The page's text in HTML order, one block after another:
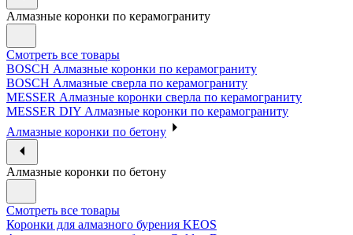
Алмазные коронки по керамограниту
Смотреть все товары
BOSCH Алмазные коронки по керамограниту
BOSCH Алмазные сверла по керамограниту
MESSER Алмазные коронки сверла по керамограниту
MESSER DIY Алмазные коронки по керамограниту
Алмазные коронки по бетону
Алмазные коронки по бетону
Смотреть все товары
Коронки для алмазного бурения KEOS